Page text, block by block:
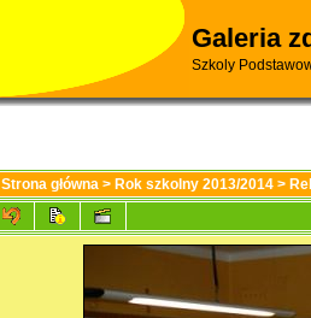
Galeria
Szkoly
Strona główna > Rok szkolny 2013/2014 >